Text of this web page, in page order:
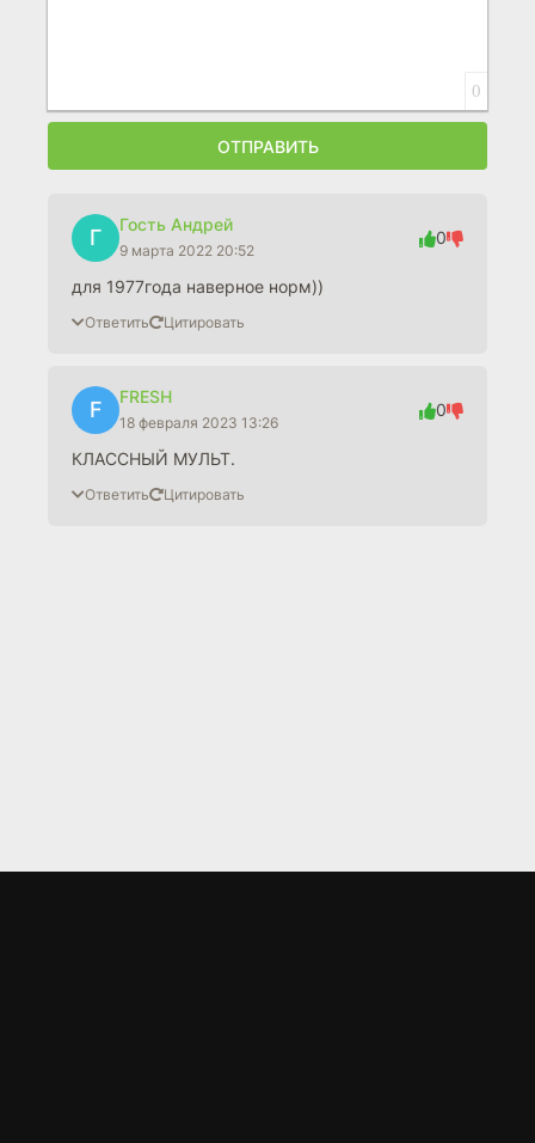
0
ОТПРАВИТЬ
Г
Гость Андрей
9 марта 2022 20:52
0
для 1977года наверное норм))
Ответить Цитировать
F
FRESH
18 февраля 2023 13:26
0
КЛАССНЫЙ МУЛЬТ.
Ответить Цитировать